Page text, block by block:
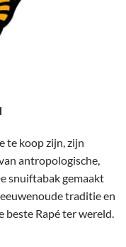
te koop zijn, zijn
antropologische,
snuiftabak gemaakt
traditie en
beste Rapé ter wereld.